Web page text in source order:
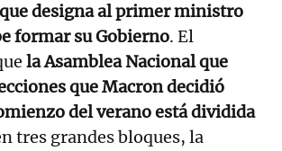
designa al primer ministro
formar su Gobierno. El
la Asamblea Nacional que
que Macron decidió
del verano está dividida
tres grandes bloques, la